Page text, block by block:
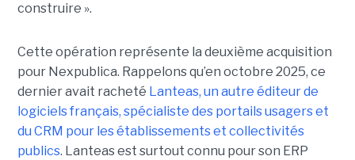
construire ».
Cette opération représente la deuxième acquisition
pour Nexpublica. Rappelons qu’en octobre 2025, ce
dernier avait racheté Lanteas, un autre éditeur de
logiciels français, spécialiste des portails usagers et
du CRM pour les établissements et collectivités
publics. Lanteas est surtout connu pour son ERP